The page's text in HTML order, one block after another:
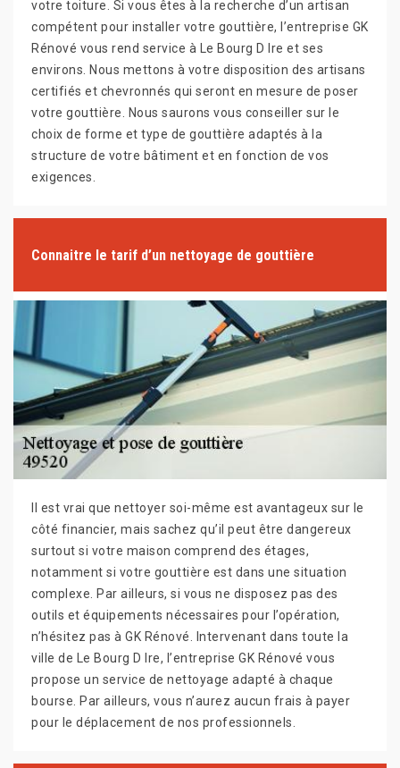
votre toiture. Si vous êtes à la recherche d’un artisan
compétent pour installer votre gouttière, l’entreprise GK
Rénové vous rend service à Le Bourg D Ire et ses
environs. Nous mettons à votre disposition des artisans
certifiés et chevronnés qui seront en mesure de poser
votre gouttière. Nous saurons vous conseiller sur le
choix de forme et type de gouttière adaptés à la
structure de votre bâtiment et en fonction de vos
exigences.
Connaitre le tarif d’un nettoyage de gouttière
Il est vrai que nettoyer soi-même est avantageux sur le
côté financier, mais sachez qu’il peut être dangereux
surtout si votre maison comprend des étages,
notamment si votre gouttière est dans une situation
complexe. Par ailleurs, si vous ne disposez pas des
outils et équipements nécessaires pour l’opération,
n’hésitez pas à GK Rénové. Intervenant dans toute la
ville de Le Bourg D Ire, l’entreprise GK Rénové vous
propose un service de nettoyage adapté à chaque
bourse. Par ailleurs, vous n’aurez aucun frais à payer
pour le déplacement de nos professionnels.